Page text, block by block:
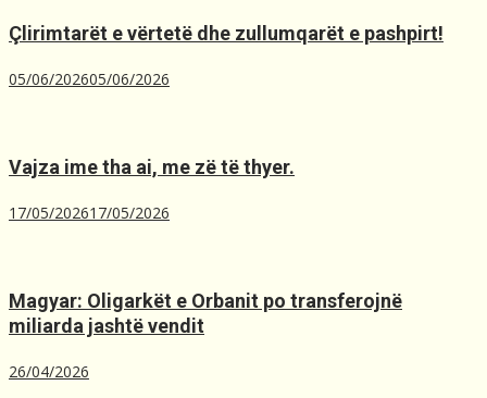
Çlirimtarët e vërtetë dhe zullumqarët e pashpirt!
05/06/202605/06/2026
Vajza ime tha ai, me zë të thyer.
17/05/202617/05/2026
Magyar: Oligarkët e Orbanit po transferojnë
miliarda jashtë vendit
26/04/2026